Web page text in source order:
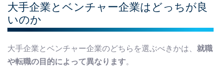
大手企業とベンチャー企業はどっちが良
いのか
大手企業とベンチャー企業のどちらを選ぶべきかは、 就職
や転職の目的によって異なります。